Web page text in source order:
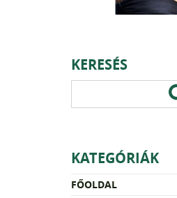
KERESÉS
KATEGÓRIÁK
FŐOLDAL